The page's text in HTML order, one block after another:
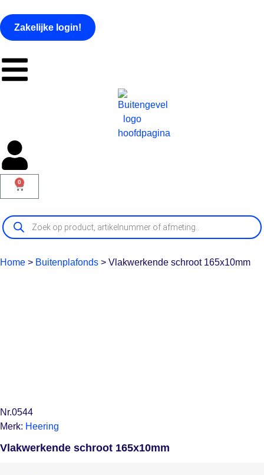
Zakelijke login!
0
Home > Buitenplafonds > Vlakwerkende schroot 165x10mm
Nr.0544
Merk: Heering
Vlakwerkende schroot 165x10mm